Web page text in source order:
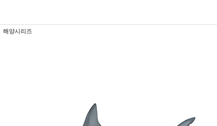
해양시리즈